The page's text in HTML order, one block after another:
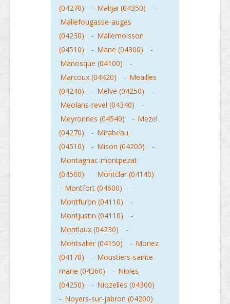
(04270)
- Malijai (04350)
-
Mallefougasse-auges
(04230)
- Mallemoisson
(04510)
- Mane (04300)
-
Manosque (04100)
-
Marcoux (04420)
- Meailles
(04240)
- Melve (04250)
-
Meolans-revel (04340)
-
Meyronnes (04540)
- Mezel
(04270)
- Mirabeau
(04510)
- Mison (04200)
-
Montagnac-montpezat
(04500)
- Montclar (04140)
- Montfort (04600)
-
Montfuron (04110)
-
Montjustin (04110)
-
Montlaux (04230)
-
Montsalier (04150)
- Moriez
(04170)
- Moustiers-sainte-
marie (04360)
- Nibles
(04250)
- Niozelles (04300)
- Noyers-sur-jabron (04200)